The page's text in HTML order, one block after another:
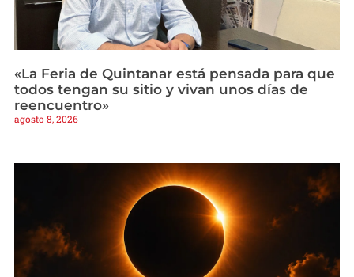
«La Feria de Quintanar está pensada para que
todos tengan su sitio y vivan unos días de
reencuentro»
agosto 8, 2026